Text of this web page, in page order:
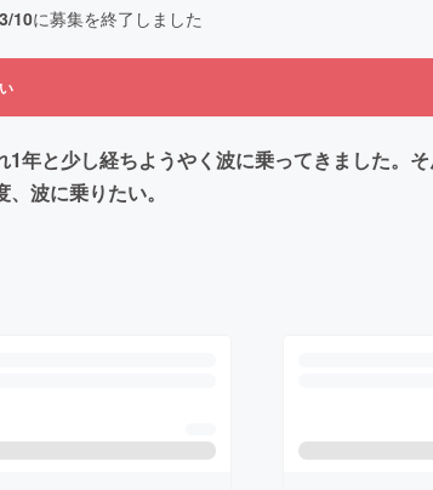
10に募集を終了しました
年と少し経ちようやく波に乗ってきました。
、波に乗りたい。